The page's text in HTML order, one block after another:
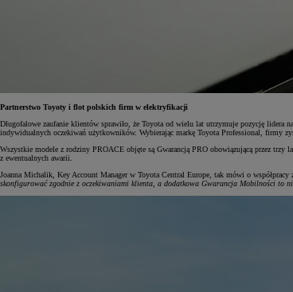
Partnerstwo Toyoty i flot polskich firm w elektryfikacji
Długofalowe zaufanie klientów sprawiło, że Toyota od wielu lat utrzymuje pozycję lidera
indywidualnych oczekiwań użytkowników. Wybierając markę Toyota Professional, firmy
Wszystkie modele z rodziny PROACE objęte są Gwarancją PRO obowiązującą przez
z ewentualnych awarii.
Joanna Michalik, Key Account Manager w Toyota Central Europe, tak mówi o
skonfigurować zgodnie z oczekiwaniami klienta, a dodatkowa Gwarancja Mobilności to